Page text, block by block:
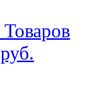
Товаров
руб.